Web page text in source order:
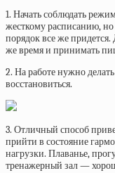
1. Начать соблюдать
жесткому расписанию,
порядок все же придется.
же время и принимать
2. На работе нужно
восстановиться.
3. Отличный способ
прийти в состояние
нагрузки. Плаванье,
тренажерный зал —